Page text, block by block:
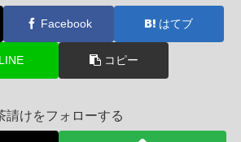
Facebook はてブ
LINE コピー
請けをフォローする